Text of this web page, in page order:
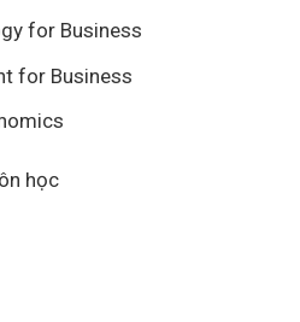
for Business
for Business
học